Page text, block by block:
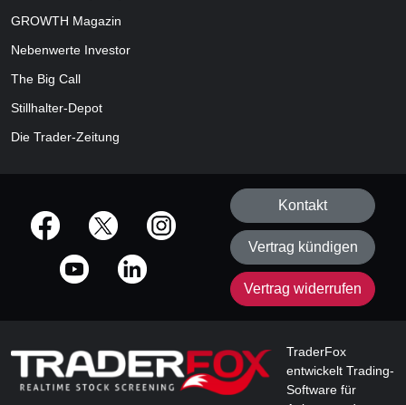
GROWTH Magazin
Nebenwerte Investor
The Big Call
Stillhalter-Depot
Die Trader-Zeitung
offizielle Social Media-Accounts
Kontakt
Vertrag kündigen
Vertrag widerrufen
TraderFox
entwickelt Trading-
Software für